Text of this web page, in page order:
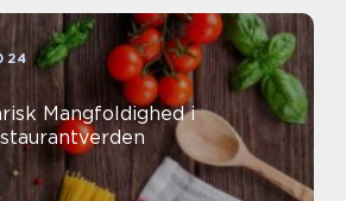
Mangfoldighed i